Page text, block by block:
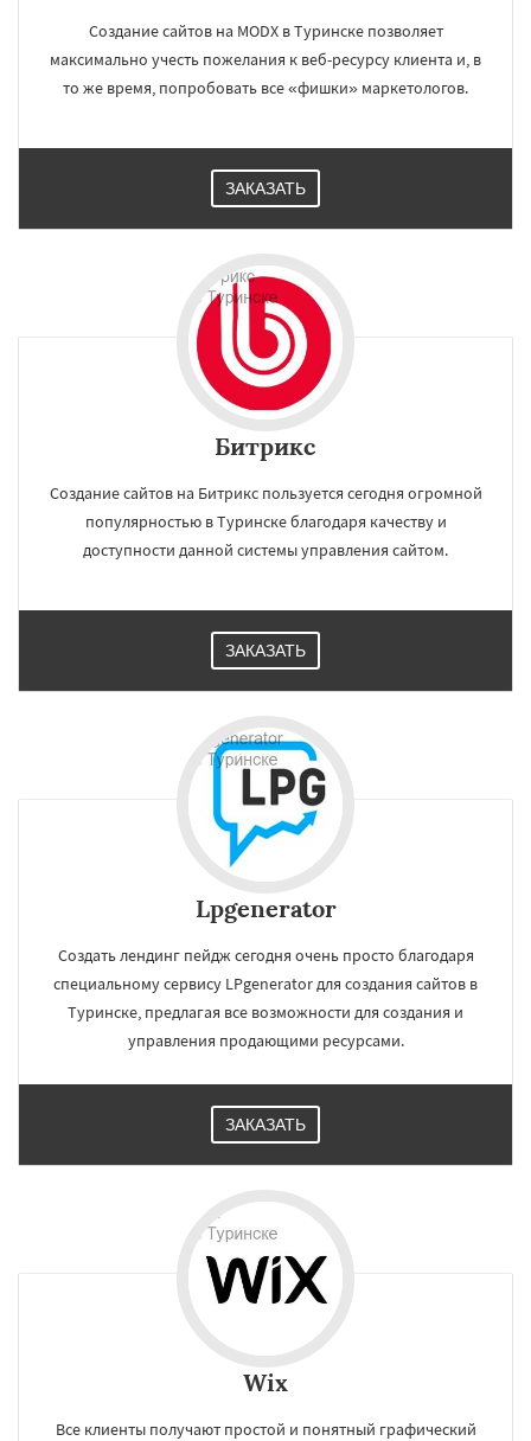
Создание сайтов на MODX в Туринске позволяет
максимально учесть пожелания к веб-ресурсу клиента и, в
то же время, попробовать все «фишки» маркетологов.
ЗАКАЗАТЬ
Битрикс
Создание сайтов на Битрикс пользуется сегодня огромной
популярностью в Туринске благодаря качеству и
доступности данной системы управления сайтом.
ЗАКАЗАТЬ
Lpgenerator
Создать лендинг пейдж сегодня очень просто благодаря
специальному сервису LPgenerator для создания сайтов в
Туринске, предлагая все возможности для создания и
управления продающими ресурсами.
ЗАКАЗАТЬ
Wix
Все клиенты получают простой и понятный графический